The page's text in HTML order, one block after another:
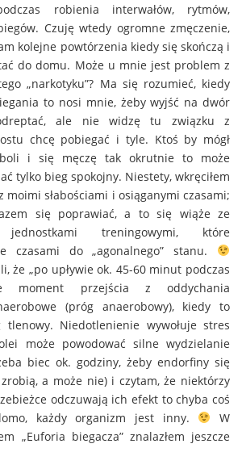
robienia interwałów, rytmów,
Czuję wtedy ogromne zmęczenie,
kolejne powtórzenia kiedy się skończą i
do domu. Może u mnie jest problem z
„narkotyku”? Ma się rozumieć, kiedy
to nosi mnie, żeby wyjść na dwór
ale nie widzę tu związku z
chcę pobiegać i tyle. Ktoś by mógł
boli i się męczę tak okrutnie to może
tylko bieg spokojny. Niestety, wkręciłem
moimi słabościami i osiąganymi czasami;
się poprawiać, a to się wiąże ze
jednostkami treningowymi, które
czasami do „agonalnego” stanu.
że „po upływie ok. 45-60 minut podczas
moment przejścia z oddychania
(próg anaerobowy), kiedy to
tlenowy. Niedotlenienie wywołuje stres
może powodować silne wydzielanie
biec ok. godziny, żeby endorfiny się
a może nie) i czytam, że niektórzy
odczuwają ich efekt to chyba coś
każdy organizm jest inny.
W
„Euforia biegacza” znalazłem jeszcze